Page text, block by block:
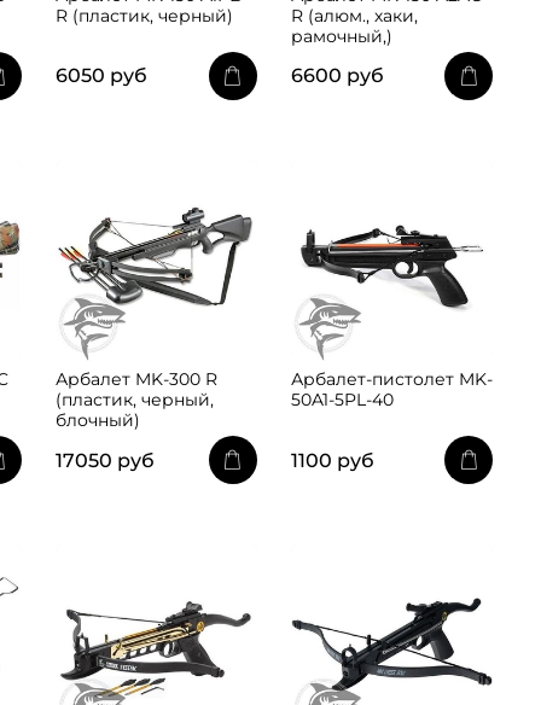
R (пластик, черный)
6050 руб
R (алюм., хаки,
рамочный,)
6600 руб
Арбалет MK-300 R
(пластик, черный,
блочный)
17050 руб
Арбалет-пистолет MK-
50A1-5PL-40
1100 руб